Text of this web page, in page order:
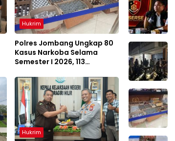
Hukrim
Polres Jombang Ungkap 80
Kasus Narkoba Selama
Semester I 2026, 113
Hukrim